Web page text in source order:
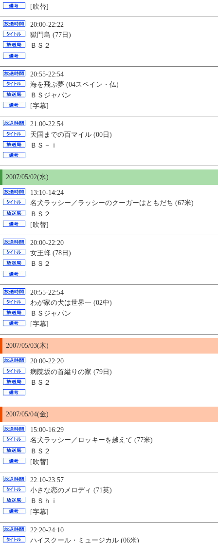
[吹替]
20:00-22:22
獄門島 (77日)
ＢＳ２
20:55-22:54
海を飛ぶ夢 (04スペイン・仏)
ＢＳジャパン
[字幕]
21:00-22:54
天国までの百マイル (00日)
ＢＳ－ｉ
2007/05/02(水)
13:10-14:24
名犬ラッシー／ラッシーのクーガーはともだち (67米)
ＢＳ２
[吹替]
20:00-22:20
女王蜂 (78日)
ＢＳ２
20:55-22:54
わが家の犬は世界一 (02中)
ＢＳジャパン
[字幕]
2007/05/03(木)
20:00-22:20
病院坂の首縊りの家 (79日)
ＢＳ２
2007/05/04(金)
15:00-16:29
名犬ラッシー／ロッキーを越えて (77米)
ＢＳ２
[吹替]
22:10-23:57
小さな恋のメロディ (71英)
ＢＳｈｉ
[字幕]
22:20-24:10
ハイスクール・ミュージカル (06米)